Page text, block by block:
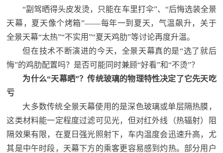
“副驾晒得头皮发烫，只能在车里打伞”、“后悔选装全景
天幕，夏天像个烤箱”——每年一到夏天，气温飙升，关于
全景天幕“太热”“不实用”“夏天鸡肋”等讨论再度升温。
但在技术不断演进的今天，全景天幕真的是“选了就后
悔”的鸡肋配置吗？是否可能同时兼顾“好看”和“不烫”？
为什么“天幕晒”？传统玻璃的物理特性决定了它先天吃
亏
大多数传统全景天幕使用的是深色玻璃或单层隔热膜，
这类材料能一定程度过滤可见光，但对红外线（热辐射）阻
隔效果有限，在夏日强光照射下，车内温度会迅速升高，尤
其是中午时段，天幕下方的乘客更容易感到灼热。部分用户